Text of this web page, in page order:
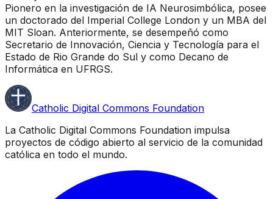
Pionero en la investigación de IA Neurosimbólica, posee
un doctorado del Imperial College London y un MBA del
MIT Sloan. Anteriormente, se desempeñó como
Secretario de Innovación, Ciencia y Tecnología para el
Estado de Rio Grande do Sul y como Decano de
Informática en UFRGS.
Catholic Digital Commons Foundation
La Catholic Digital Commons Foundation impulsa
proyectos de código abierto al servicio de la comunidad
católica en todo el mundo.